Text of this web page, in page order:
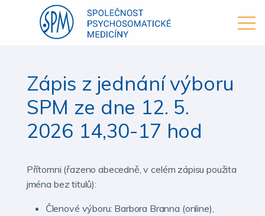
Zápis z jednání výboru
SPM ze dne 12. 5.
2026 14,30-17 hod
Přítomni (řazeno abecedně, v celém zápisu použita
jména bez titulů):
Členové výboru: Barbora Branna (online),